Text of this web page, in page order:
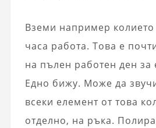
Вземи например
часа работа. Това е
на пълен работен ден за
Едно бижу. Може да
всеки елемент от това
отделно, на ръка.